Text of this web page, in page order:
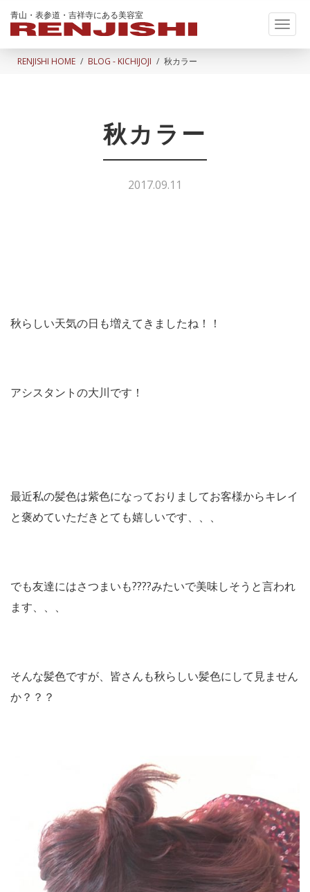
青山・表参道・吉祥寺にある美容室
RENJISHI HOME BLOG - KICHIJOJI 秋カラー
秋カラー
2017.09.11
秋らしい天気の日も増えてきましたね！！
アシスタントの大川です！
最近私の髪色は紫色になっておりましてお客様からキレイ
と褒めていただきとても嬉しいです、、、
でも友達にはさつまいも????みたいで美味しそうと言われ
ます、、、
そんな髪色ですが、皆さんも秋らしい髪色にして見ません
か？？？